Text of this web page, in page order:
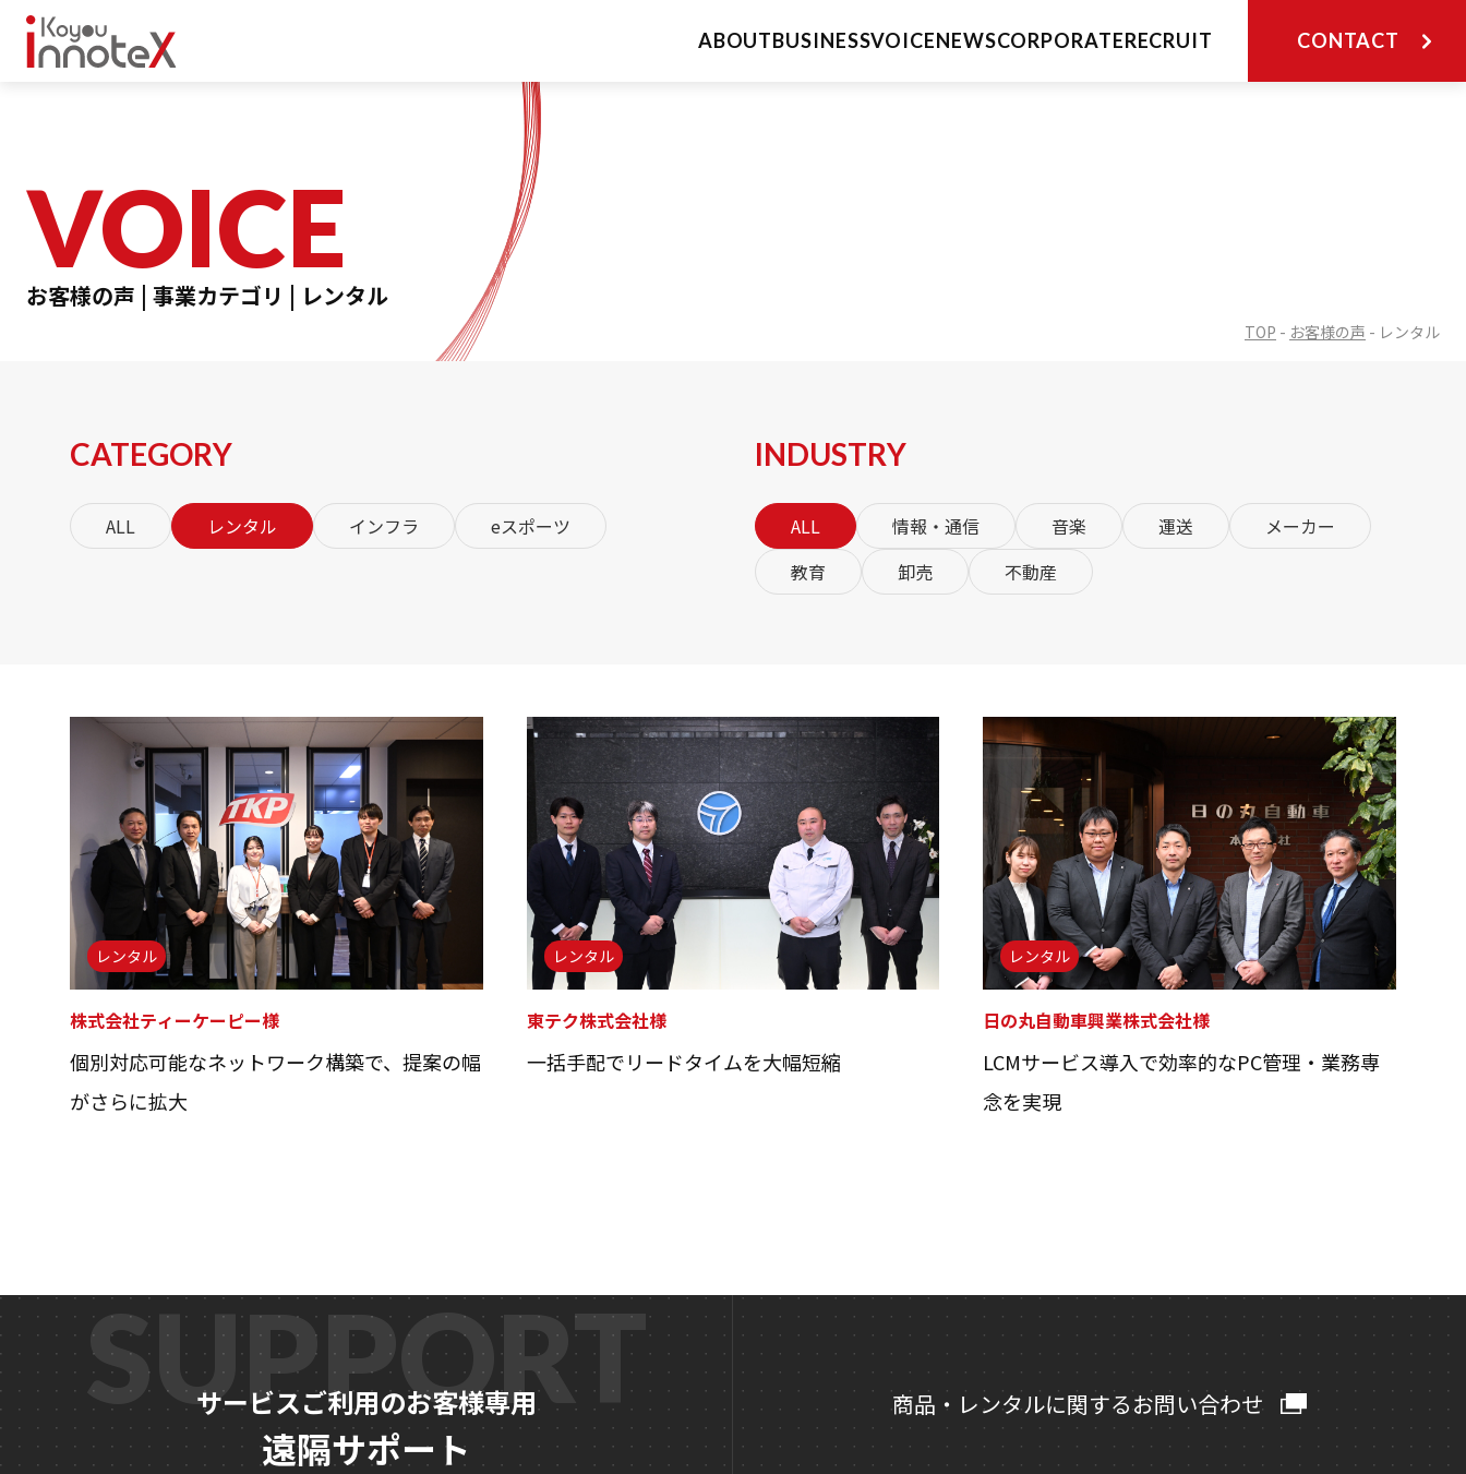
ABOUTBUSINESSVOICENEWSCORPORATERECRUIT CONTACTCLOSE
取扱商品一覧
インフラ事業
インフラ整備
無線LANサイトサーベイ
eスポーツ事業
会社概要
代表挨拶
企業理念
役員紹介
VOICE
お客様の声 | 事業カテゴリ | レンタル
TOP - お客様の声 - レンタル
CATEGORY
ALL レンタル インフラ eスポーツ
INDUSTRY
ALL 情報・通信 音楽 運送
メーカー
教育
卸売 不動産
レンタル
株式会社ティーケーピー様
個別対応可能なネットワーク構築で、提案の幅
がさらに拡大
レンタル
東テク株式会社様
一括手配でリードタイムを大幅短縮
レンタル
日の丸自動車興業株式会社様
LCMサービス導入で効率的なPC管理・業務専
念を実現
SUPPORT
サービスご利用のお客様専用
遠隔サポート
商品・レンタルに関するお問い合わせ